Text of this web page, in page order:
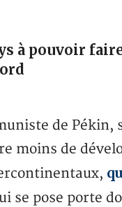
à pouvoir
de Pékin,
moins de
se pose porte